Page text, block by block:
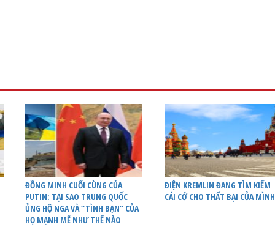
ĐỒNG MINH CUỐI CÙNG CỦA
PUTIN: TẠI SAO TRUNG QUỐC
ỦNG HỘ NGA VÀ “TÌNH BẠN” CỦA
HỌ MẠNH MẼ NHƯ THẾ NÀO
ĐIỆN KREMLIN ĐANG TÌM KIẾM
CÁI CỚ CHO THẤT BẠI CỦA MÌNH